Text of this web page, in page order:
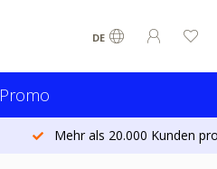
DE
Promo
Mehr als 20.000 Kunden